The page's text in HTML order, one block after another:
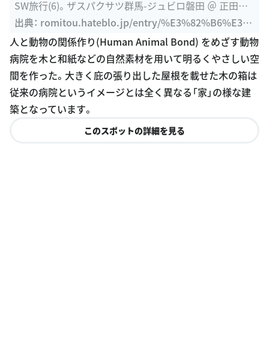
SW旅行(6)。ザスパクサツ群馬-ジュビロ磐田 ＠ 正田醤
油スタジアム ...
出典： romitou.hateblo.jp/entry/%E3%82%B6%E3%
82%B9%E3%83%91%E3%82%AF%E3%82%B5%E
3%83%84%E7%BE%A4%E9%A6%AC-%E3%82%B
8%E3%83%A5%E3%83%93%E3%83%AD%E7%A3%
90%E7%94%B0%E3%80%81%E4%B8%AD%E4%B
9%8B%E6%9D%A1%E3%83%93%E3%82%A8%E3%
人と動物の関係作り(Human Animal Bond) をめざす動物
病院を木と和紙などの自然素材を用いて明るくやさしい空
間を作った。大きく庇の張り出した屋根を載せた木の箱は
従来の病院というイメージとは全く異なる「家」の様な建
築となっています。
このスポットの詳細を見る